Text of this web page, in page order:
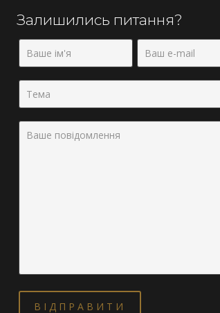
Залишились питання?